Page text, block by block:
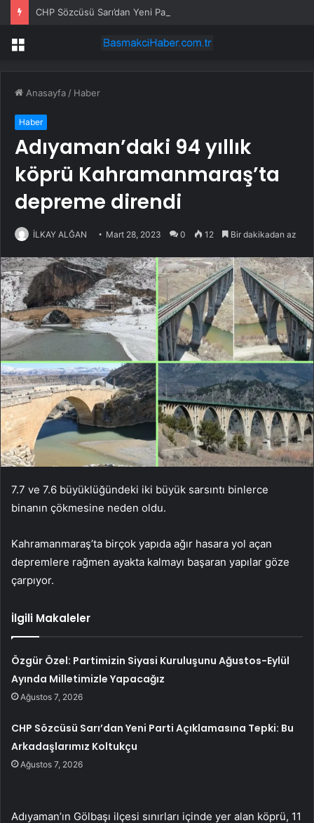
Menü
Anasayfa / Haber
Haber
Adıyaman’daki 94 yıllık
köprü Kahramanmaraş’ta
depreme direndi
İLKAY ALĞAN Mart 28, 2023 0 12 Bir dakikadan az
7.7 ve 7.6 büyüklüğündeki iki büyük sarsıntı binlerce
binanın çökmesine neden oldu.
Kahramanmaraş’ta birçok yapıda ağır hasara yol açan
depremlere rağmen ayakta kalmayı başaran yapılar göze
çarpıyor.
İlgili Makaleler
Özgür Özel: Partimizin Siyasi Kuruluşunu Ağustos-Eylül
Ayında Milletimizle Yapacağız
Ağustos 7, 2026
CHP Sözcüsü Sarı’dan Yeni Parti Açıklamasına Tepki: Bu
Arkadaşlarımız Koltukçu
Ağustos 7, 2026
Adıyaman’ın Gölbaşı ilçesi sınırları içinde yer alan köprü, 11